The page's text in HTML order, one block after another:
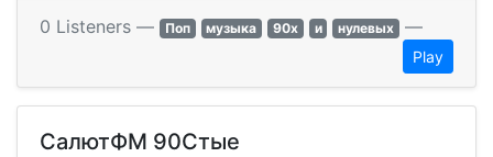
0 Listeners — Поп музыка 90х и нулевых —
Play
СалютФМ 90Стые